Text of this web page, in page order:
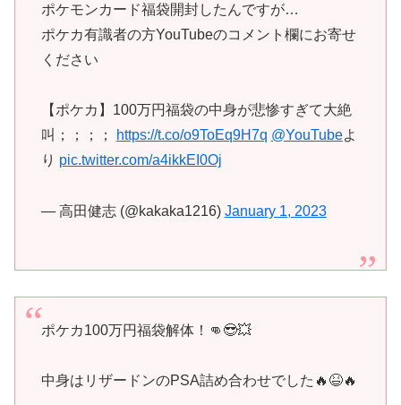
ポケモンカード福袋開封したんですが…
ポケカ有識者の方YouTubeのコメント欄にお寄せ
ください
【ポケカ】100万円福袋の中身が悲惨すぎて大絶
叫；；；；
https://t.co/o9ToEq9H7q @YouTubeよ
り pic.twitter.com/a4ikkEI0Oj
— 高田健志 (@kakaka1216) January 1, 2023
ポケカ100万円福袋解体！👊😎💥
中身はリザードンのPSA詰め合わせでした🔥😆🔥